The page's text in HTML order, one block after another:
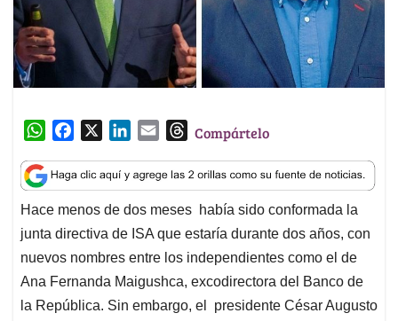
W
a
t
s
A
p
p
c
e
b
o
o
k
n
k
e
d
I
n
a
i
l
T
r
e
a
d
s
Compártelo
Hace menos de dos meses había sido conformada la
junta directiva de ISA que estaría durante dos años, con
nuevos nombres entre los independientes como el de
Ana Fernanda Maigushca, excodirectora del Banco de
la República. Sin embargo, el presidente César Augusto